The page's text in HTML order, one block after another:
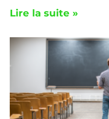
Lire la suite »